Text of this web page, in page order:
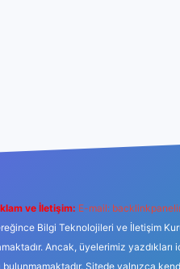
ve İletişim: E-mail:
Bilgi Teknolojileri ve İletişim
Ancak, üyelerimiz
Sitede yalnızca